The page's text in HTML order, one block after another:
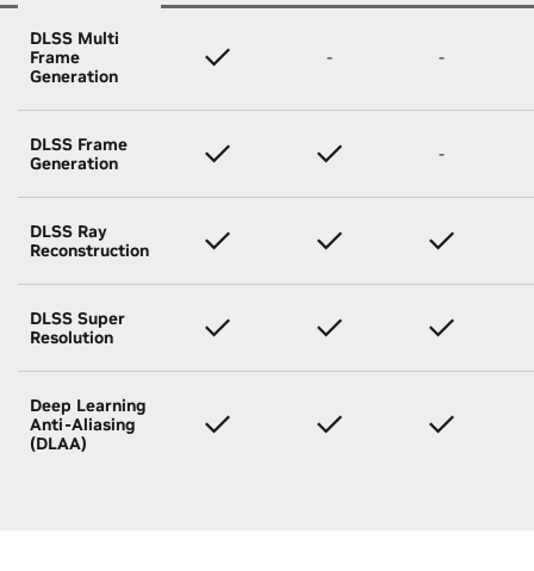
DLSS Multi
Frame
Generation
- -
DLSS Frame
Generation
-
DLSS Ray
Reconstruction
DLSS Super
Resolution
Deep Learning
Anti-Aliasing
(DLAA)